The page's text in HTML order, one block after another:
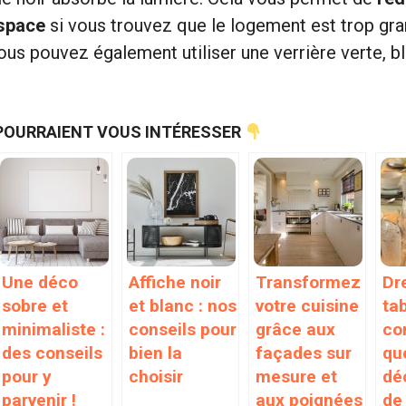
si vous trouvez que le logement est trop
pouvez également utiliser une verrière verte,
VOUS INTÉRESSER
Une déco
sobre et
minimaliste :
des conseils
pour y
parvenir !
Affiche noir
et blanc : nos
conseils pour
bien la
choisir
Transformez
votre cuisine
grâce aux
façades sur
mesure et
aux poignées